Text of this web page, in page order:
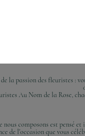
la passion des fleuristes :
Au Nom de la Rose,
nous composons est pensé
de l'occasion que vous